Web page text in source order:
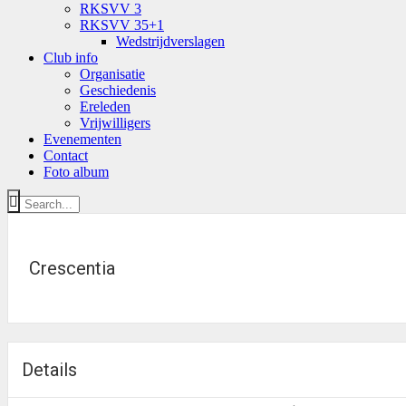
RKSVV 3
RKSVV 35+1
Wedstrijdverslagen
Club info
Organisatie
Geschiedenis
Ereleden
Vrijwilligers
Evenementen
Contact
Foto album
Crescentia
Details